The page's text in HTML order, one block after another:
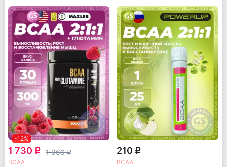
-12%
1 730 q 1 966q
ВСАА
210 q
ВСАА